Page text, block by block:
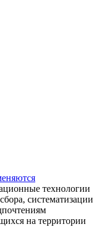
технологии
систематизации
на территории